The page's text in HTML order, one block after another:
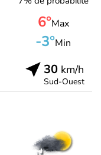
6°Max
-3°Min
30 km/h
Sud-Ouest